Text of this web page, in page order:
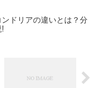
ドリアの違いとは？分
!